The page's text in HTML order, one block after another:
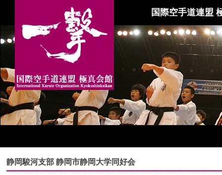
国際空手道連盟
静岡駿河支部 静岡市静岡大学同好会